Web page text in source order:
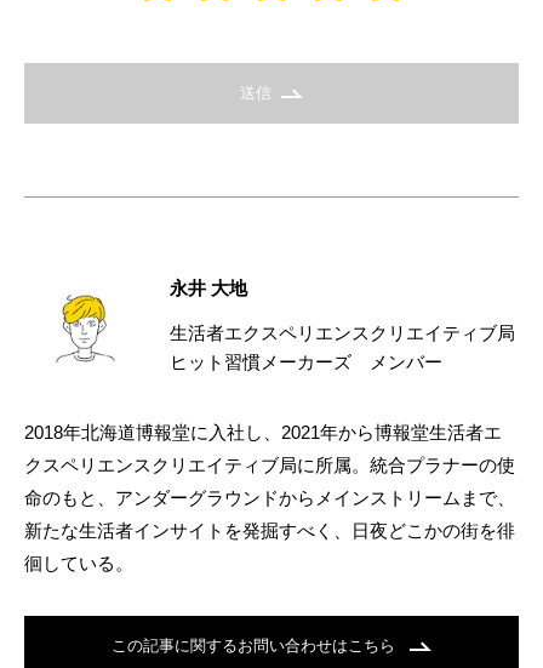
送信
永井 大地
生活者エクスペリエンスクリエイティブ局
ヒット習慣メーカーズ メンバー
2018年北海道博報堂に入社し、2021年から博報堂生活者エ
クスペリエンスクリエイティブ局に所属。統合プラナーの使
命のもと、アンダーグラウンドからメインストリームまで、
新たな生活者インサイトを発掘すべく、日夜どこかの街を徘
徊している。
この記事に関するお問い合わせはこちら